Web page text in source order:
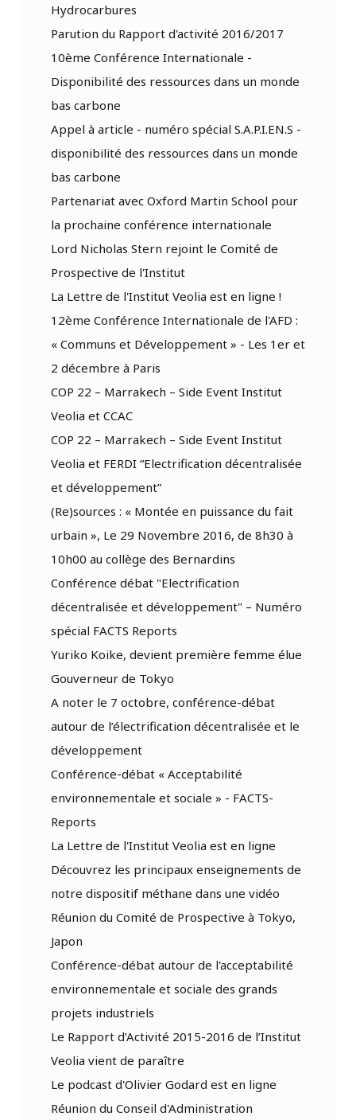
Hydrocarbures
Parution du Rapport d'activité 2016/2017
10ème Conférence Internationale -
Disponibilité des ressources dans un monde
bas carbone
Appel à article - numéro spécial S.A.P.I.EN.S -
disponibilité des ressources dans un monde
bas carbone
Partenariat avec Oxford Martin School pour
la prochaine conférence internationale
Lord Nicholas Stern rejoint le Comité de
Prospective de l'Institut
La Lettre de l'Institut Veolia est en ligne !
12ème Conférence Internationale de l'AFD :
« Communs et Développement » - Les 1er et
2 décembre à Paris
COP 22 – Marrakech – Side Event Institut
Veolia et CCAC
COP 22 – Marrakech – Side Event Institut
Veolia et FERDI “Electrification décentralisée
et développement”
(Re)sources : « Montée en puissance du fait
urbain », Le 29 Novembre 2016, de 8h30 à
10h00 au collège des Bernardins
Conférence débat "Electrification
décentralisée et développement" – Numéro
spécial FACTS Reports
Yuriko Koike, devient première femme élue
Gouverneur de Tokyo
A noter le 7 octobre, conférence-débat
autour de l’électrification décentralisée et le
développement
Conférence-débat « Acceptabilité
environnementale et sociale » - FACTS-
Reports
La Lettre de l'Institut Veolia est en ligne
Découvrez les principaux enseignements de
notre dispositif méthane dans une vidéo
Réunion du Comité de Prospective à Tokyo,
Japon
Conférence-débat autour de l'acceptabilité
environnementale et sociale des grands
projets industriels
Le Rapport d’Activité 2015-2016 de l’Institut
Veolia vient de paraître
Le podcast d'Olivier Godard est en ligne
Réunion du Conseil d'Administration